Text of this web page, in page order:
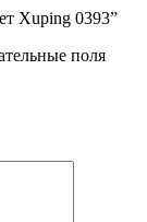
Xuping 0393”
поля